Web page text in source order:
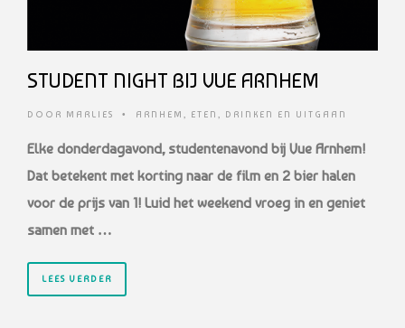
STUDENT NIGHT BIJ VUE ARNHEM
DOOR MARLIES • ARNHEM , ETEN, DRINKEN EN UITGAAN
Elke donderdagavond, studentenavond bij Vue Arnhem!
Dat betekent met korting naar de film en 2 bier halen
voor de prijs van 1! Luid het weekend vroeg in en geniet
samen met …
LEES VERDER